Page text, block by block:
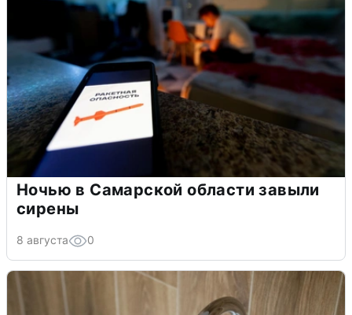
Ночью в Самарской области завыли
сирены
8 августа 0